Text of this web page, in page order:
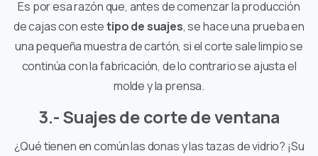
Es por esa razón que, antes de comenzar la producción
de cajas con estetipo de suajes, se hace una prueba en
una pequeña muestra de cartón, si el corte sale limpio se
continúa con la fabricación, de lo contrario se ajusta el
molde y la prensa.
3.- Suajes de corte de ventana
¿Qué tienen en común las donas y las tazas de vidrio? ¡Su